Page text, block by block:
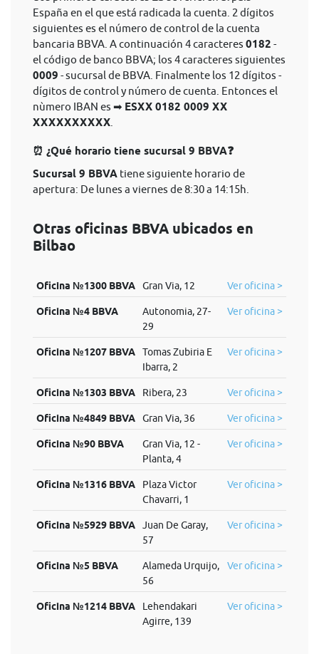
España en el que está radicada la cuenta. 2 dígitos
siguientes es el número de control de la cuenta
bancaria BBVA. A continuación 4 caracteres 0182 -
el código de banco BBVA; los 4 caracteres siguientes
0009 - sucursal de BBVA. Finalmente los 12 dígitos -
dígitos de control y número de cuenta. Entonces el
nùmero IBAN es ➡ ESXX 0182 0009 XX
XXXXXXXXXX
⏰ ¿Qué horario tiene sucursal 9 BBVA❓
Sucursal 9 BBVA tiene siguiente horario de
apertura: De lunes a viernes de 8:30 a 14:15h.
Otras oficinas BBVA ubicados en
Bilbao
Oficina №1300 BBVA Gran Via, 12 Ver oficina >
Oficina №4 BBVA
Autonomia, 27-
29
Ver oficina >
Oficina №1207 BBVA
Tomas Zubiria E
Ibarra, 2
Ver oficina >
Oficina №1303 BBVA Ribera, 23 Ver oficina >
Oficina №4849 BBVA Gran Via, 36 Ver oficina >
Oficina №90 BBVA
Gran Via, 12 -
Planta, 4
Ver oficina >
Oficina №1316 BBVA
Plaza Victor
Chavarri, 1
Ver oficina >
Oficina №5929 BBVA
Juan De Garay,
57
Ver oficina >
Oficina №5 BBVA
Alameda Urquijo,
56
Ver oficina >
Oficina №1214 BBVA
Lehendakari
Agirre, 139
Ver oficina >